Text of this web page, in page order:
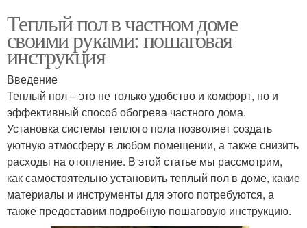
Теплый пол в частном доме
своими руками: пошаговая
инструкция
Введение
Теплый пол – это не только удобство и комфорт, но и
эффективный способ обогрева частного дома.
Установка системы теплого пола позволяет создать
уютную атмосферу в любом помещении, а также снизить
расходы на отопление. В этой статье мы рассмотрим,
как самостоятельно установить теплый пол в доме, какие
материалы и инструменты для этого потребуются, а
также предоставим подробную пошаговую инструкцию.